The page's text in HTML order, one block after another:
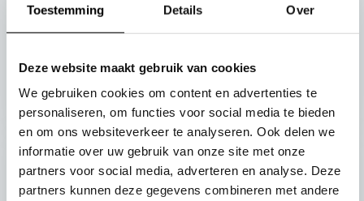
Toestemming Details Over
Deze website maakt gebruik van cookies
We gebruiken cookies om content en advertenties te
personaliseren, om functies voor social media te bieden
en om ons websiteverkeer te analyseren. Ook delen we
informatie over uw gebruik van onze site met onze
partners voor social media, adverteren en analyse. Deze
partners kunnen deze gegevens combineren met andere